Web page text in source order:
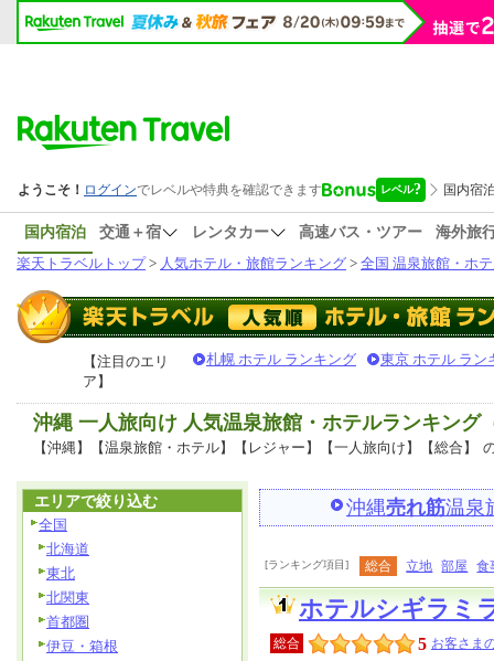
国内宿泊 交通＋宿 レンタカー 高速バス・ツアー
海外旅
楽天トラベルトップ> 人気ホテル・旅館ランキング > 全国 温泉旅館・ホ
【注目のエリ
ア】
札幌 ホテル ランキング 東京 ホテル ラン
沖縄 一人旅向け 人気温泉旅館・ホテルランキング
【沖縄】【温泉旅館・ホテル】【レジャー】【一人旅向け】【総合】
沖縄売れ筋温泉
[ランキング項目] 総合 立地 部屋 食
ホテルシギラミ
総合 5 お客さま
エリアで絞り込む
全国
北海道
東北
北関東
首都圏
伊豆・箱根